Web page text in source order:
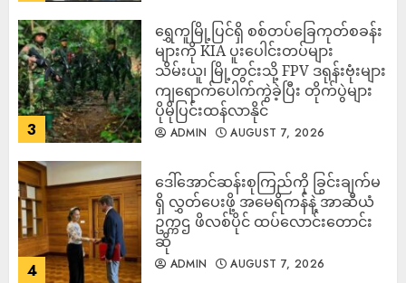
3
‎ရွှေကူမြို့ပြင်ရှိ စစ်တပ်ခြေကုတ်စခန်း
များကို KIA ပူးပေါင်းတပ်များ
သိမ်းယူ၊ မြို့တွင်းသို့ FPV ဒရုန်းဗုံးများ
ကျရောက်ပေါက်ကွဲခဲ့ပြီး တိုက်ပွဲများ
ပိုမိုပြင်းထန်လာနိုင်
ADMIN AUGUST 7, 2026
4
ဒေါ်အောင်ဆန်းစုကြည်ကို ခြွင်းချက်မ
ရှိ လွှတ်ပေးဖို့ အမေရိကန်နဲ့ အာဆီယံ
ဥက္ကဌ ဖိလစ်ပိုင် ထပ်လောင်းတောင်း
ဆို
ADMIN AUGUST 7, 2026